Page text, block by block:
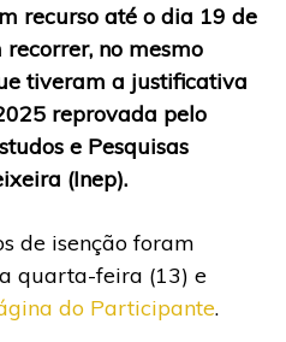
recurso até o dia 19 de
no mesmo
tiveram a justificativa
reprovada pelo
e Pesquisas
(Inep).
de isenção foram
quarta-feira (13) e
do Participante.